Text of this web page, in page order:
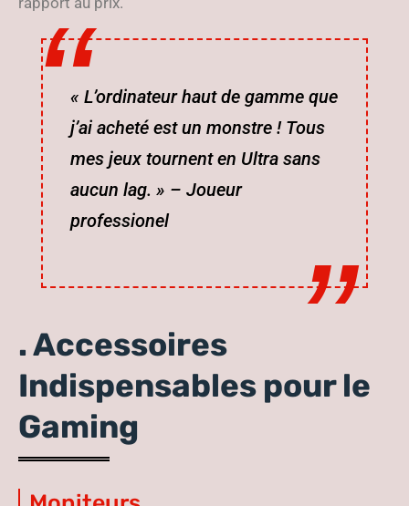
« L’ordinateur haut de gamme que
j’ai acheté est un monstre ! Tous
mes jeux tournent en Ultra sans
aucun lag. » – Joueur
professionel
. Accessoires
Indispensables pour le
Gaming